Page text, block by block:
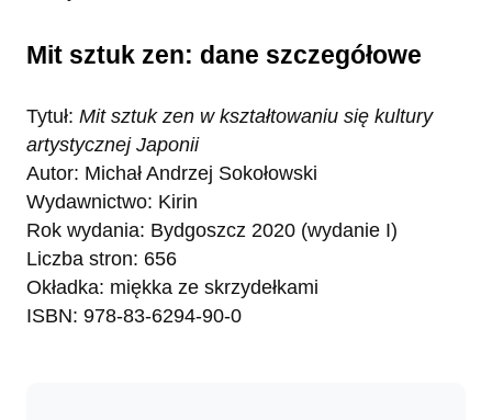
Mit sztuk zen: dane szczegółowe
Tytuł: Mit sztuk zen w kształtowaniu się kultury
artystycznej Japonii
Autor: Michał Andrzej Sokołowski
Wydawnictwo: Kirin
Rok wydania: Bydgoszcz 2020 (wydanie I)
Liczba stron: 656
Okładka: miękka ze skrzydełkami
ISBN: 978-83-6294-90-0